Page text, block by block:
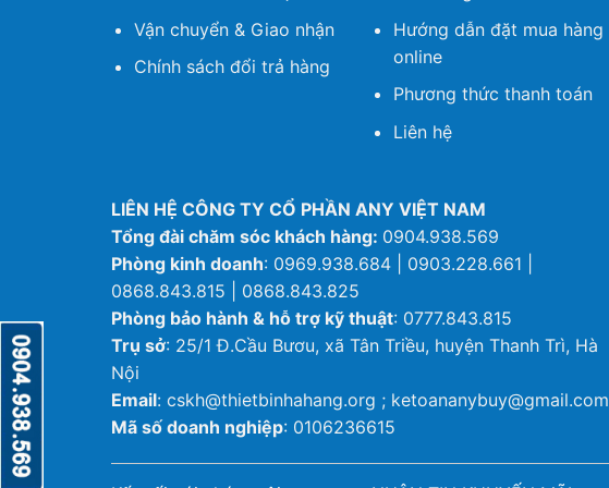
Vận chuyển & Giao nhận
Chính sách đổi trả hàng
Hướng dẫn đặt mua hàng
online
Phương thức thanh toán
Liên hệ
LIÊN HỆ CÔNG TY CỔ PHẦN ANY VIỆT NAM
Tổng đài chăm sóc khách hàng: 0904.938.569
Phòng kinh doanh: 0969.938.684 | 0903.228.661 |
0868.843.815 | 0868.843.825
Phòng bảo hành & hỗ trợ kỹ thuật: 0777.843.815
Trụ sở: 25/1 Đ.Cầu Bươu, xã Tân Triều, huyện Thanh Trì, Hà
Nội
Email: cskh@thietbinhahang.org ; ketoananybuy@gmail.com
Mã số doanh nghiệp: 0106236615